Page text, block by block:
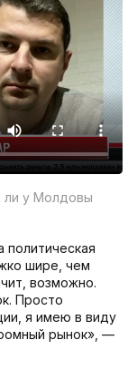
ли у Молдовы
шире, чем
возможно.
Просто
я имею в виду
рынок», —